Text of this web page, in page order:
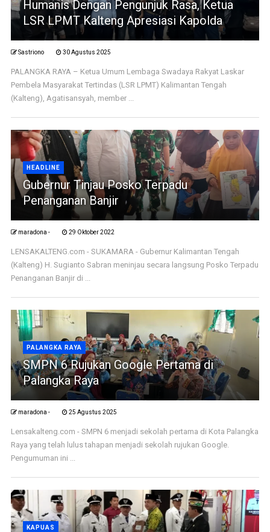
Humanis Dengan Pengunjuk Rasa, Ketua
LSR LPMT Kalteng Apresiasi Kapolda
Sastriono 30 Agustus 2025
PALANGKA RAYA – Ketua Umum Lembaga Swadaya Rakyat Laskar
Pembela Masyarakat Tertindas (LSR LPMT) Kalimantan Tengah
(Kalteng), Agatisansyah, member ...
HEADLINE
Gubernur Tinjau Posko Terpadu
Penanganan Banjir
maradona - 29 Oktober 2022
LENSAKALTENG.com - SUKAMARA - Gubernur Kalimantan Tengah
(Kalteng) H. Sugianto Sabran meninjau secara langsung Posko Terpadu
Penanganan Banjir di ...
PALANGKA RAYA
SMPN 6 Rujukan Google Pertama di
Palangka Raya
maradona - 25 Agustus 2025
Lensakalteng.com - SMPN 6 menjadi sekolah pertama di Kota Palangka
Raya yang telah lulus tahapan menjadi sekolah rujukan Google.
Pengumuman ini ...
KAPUAS